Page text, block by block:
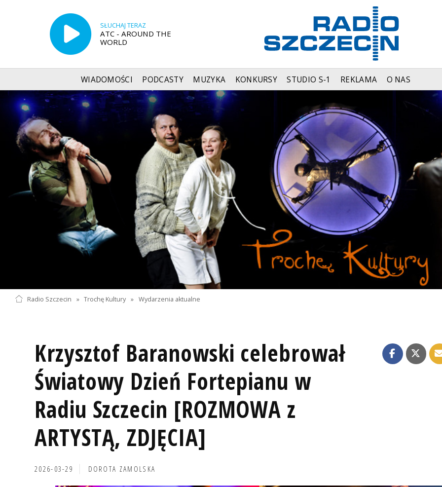
SŁUCHAJ TERAZ
ATC - AROUND THE
WORLD
WIADOMOŚCI PODCASTY MUZYKA KONKURSY STUDIO S-1 REKLAMA O NAS
Radio Szczecin » Trochę Kultury » Wydarzenia aktualne
Krzysztof Baranowski celebrował
Światowy Dzień Fortepianu w
Radiu Szczecin [ROZMOWA z
ARTYSTĄ, ZDJĘCIA]
2026-03-29 DOROTA ZAMOLSKA